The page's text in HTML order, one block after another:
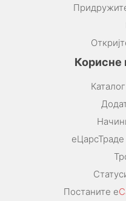
Корисне
еЦарсТраде
Постаните e